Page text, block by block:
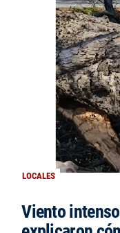
LOCALES
Viento